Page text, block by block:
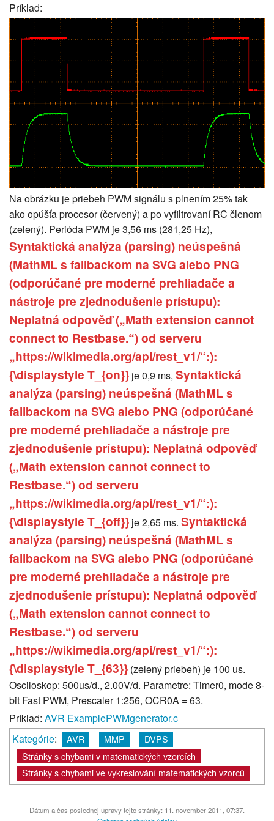
Príklad:
Na obrázku je priebeh PWM signálu s plnením 25% tak
ako opúšťa procesor (červený) a po vyfiltrovaní RC členom
(zelený). Perióda PWM je 3,56 ms (281,25 Hz),
Syntaktická analýza (parsing) neúspešná
(MathML s fallbackom na SVG alebo PNG
(odporúčané pre moderné prehliadače a
nástroje pre zjednodušenie prístupu):
Neplatná odpověď („Math extension cannot
connect to Restbase.“) od serveru
„https://wikimedia.org/api/rest_v1/“:):
{\displaystyle T_{on}} je 0,9 ms, Syntaktická
analýza (parsing) neúspešná (MathML s
fallbackom na SVG alebo PNG (odporúčané
pre moderné prehliadače a nástroje pre
zjednodušenie prístupu): Neplatná odpověď
(„Math extension cannot connect to
Restbase.“) od serveru
„https://wikimedia.org/api/rest_v1/“:):
{\displaystyle T_{off}} je 2,65 ms. Syntaktická
analýza (parsing) neúspešná (MathML s
fallbackom na SVG alebo PNG (odporúčané
pre moderné prehliadače a nástroje pre
zjednodušenie prístupu): Neplatná odpověď
(„Math extension cannot connect to
Restbase.“) od serveru
„https://wikimedia.org/api/rest_v1/“:):
{\displaystyle T_{63}} (zelený priebeh) je 100 us.
Osciloskop: 500us/d., 2.00V/d. Parametre: Timer0, mode 8-
bit Fast PWM, Prescaler 1:256, OCR0A = 63.
Príklad: AVR ExamplePWMgenerator.c
Kategórie: AVR MMP
DVPS
Stránky s chybami v matematických vzorcích
Stránky s chybami ve vykreslování matematických vzorců
Dátum a čas poslednej úpravy tejto stránky: 11. november 2011, 07:37.